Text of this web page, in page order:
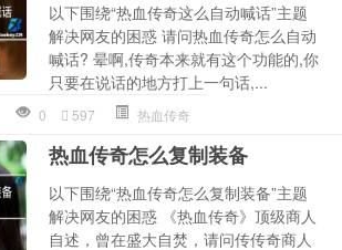
以下围绕“热血传奇这么自动喊话”主题
解决网友的困惑 请问热血传奇怎么自动
喊话? 晕啊,传奇本来就有这个功能的,你
只要在说话的地方打上一句话,...
0 597 热血传奇
热血传奇怎么复制装备
以下围绕“热血传奇怎么复制装备”主题
解决网友的困惑 《热血传奇》顶级商人
自述，曾在盛大自焚，请问传传奇商人